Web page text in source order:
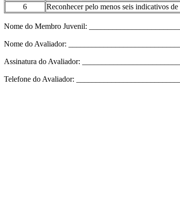
6
Reconhecer pelo menos seis indicativos
Nome do Membro Juvenil:
Nome do Avaliador:
Assinatura do Avaliador:
Telefone do Avaliador: